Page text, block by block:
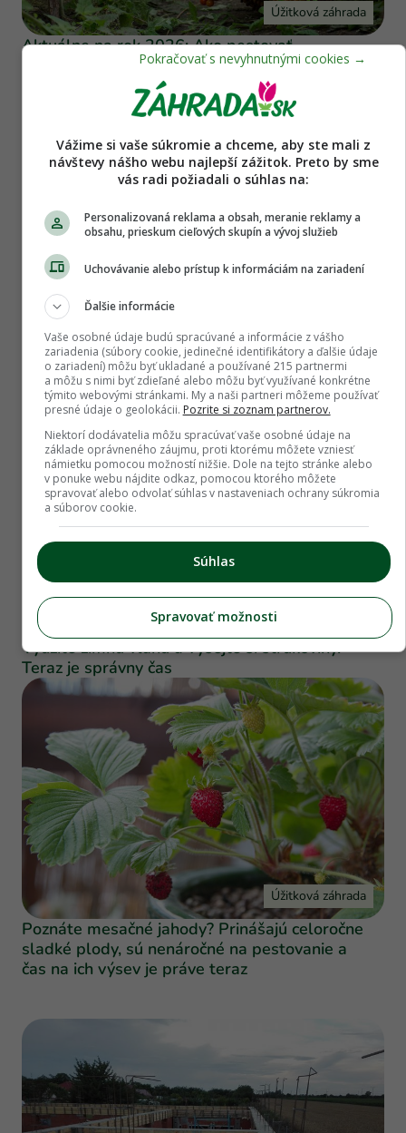
Úžitková záhrada
Aktuálne na rok 2026: Ako pestovať
paradajky bez chémie a ktorý termín výsevu je
tento rok najvhodnejší? Toto radí skúsený
Úžitková záhrada
Jar prichádza, hurá do vysievania zeleniny! Čo
všetko by sme pred výsevmi mali vedieť?
Úžitková záhrada
Využite zimnú vlahu a vysejte si strukoviny.
Teraz je správny čas
Úžitková záhrada
Poznáte mesačné jahody? Prinášajú celoročne
sladké plody, sú nenáročné na pestovanie a
čas na ich výsev je práve teraz
Vážime si vaše súkromie a chceme, aby ste mali z
návštevy nášho webu najlepší zážitok. Preto by sme
vás radi požiadali o súhlas na:
Personalizovaná reklama a obsah, meranie reklamy a
obsahu, prieskum cieľových skupín a vývoj služieb
Uchovávanie alebo prístup k informáciám na zariadení
Ďalšie informácie
Vaše osobné údaje budú spracúvané a informácie z vášho
zariadenia (súbory cookie, jedinečné identifikátory a ďalšie údaje
o zariadení) môžu byť ukladané a používané 215 partnermi
a môžu s nimi byť zdieľané alebo môžu byť využívané konkrétne
týmito webovými stránkami. My a naši partneri môžeme používať
presné údaje o geolokácii. Pozrite si zoznam partnerov.
Niektorí dodávatelia môžu spracúvať vaše osobné údaje na
základe oprávneného záujmu, proti ktorému môžete vzniesť
námietku pomocou možností nižšie. Dole na tejto stránke alebo
v ponuke webu nájdite odkaz, pomocou ktorého môžete
spravovať alebo odvolať súhlas v nastaveniach ochrany súkromia
a súborov cookie.
Súhlas
Spravovať možnosti